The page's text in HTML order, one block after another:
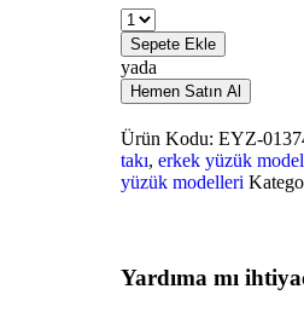
Sepete Ekle
yada
Hemen Satın Al
Ürün Kodu: EYZ-
takı, erkek yüzük
yüzük modelleri
Yardıma mı